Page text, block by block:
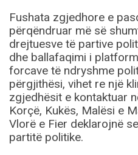
Fushata zgjedhore e
përqëndruar më së
drejtuesve të partive
dhe ballafaqimi i
forcave të ndryshme
përgjithësi, vihet re një
zgjedhësit e kontaktuar
Korçë, Kukës, Malësi e
Vlorë e Fier deklarojnë
partitë politike.